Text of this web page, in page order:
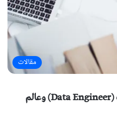
مقالات
ما الفرق بين مهندس البيانات (Data Engineer) وعالم